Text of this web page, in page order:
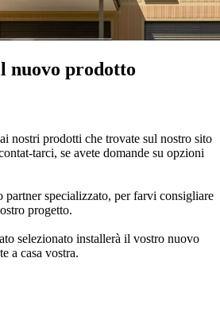
nuovo prodotto
nostri prodotti che trovate sul nostro sito
tarci, se avete domande su opzioni
partner specializzato, per farvi consigliare
progetto.
selezionato installerà il vostro nuovo
a casa vostra.